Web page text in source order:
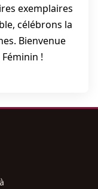
exemplaires
célébrons la
Bienvenue
!